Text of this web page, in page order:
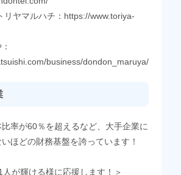
リヤマルハチ：https://www.toriya-
business/dondon_maruya/
率が60％を超えるなど、大手企業に
ほどの財務基盤を誇っています！
人が輝ける様に応援します！＞